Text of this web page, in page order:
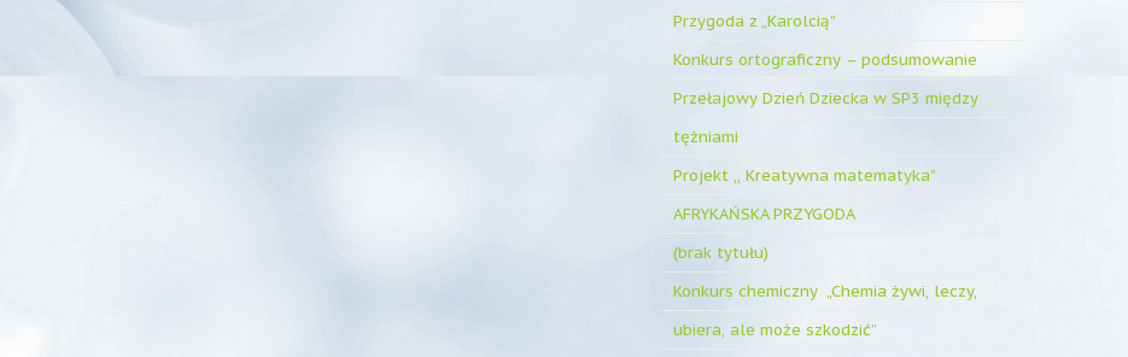
Przygoda z „Karolcią”
Konkurs ortograficzny – podsumowanie
Przełajowy Dzień Dziecka w SP3 między
tężniami
Projekt ,, Kreatywna matematyka”
AFRYKAŃSKA PRZYGODA
(brak tytułu)
Konkurs chemiczny „Chemia żywi, leczy,
ubiera, ale może szkodzić”